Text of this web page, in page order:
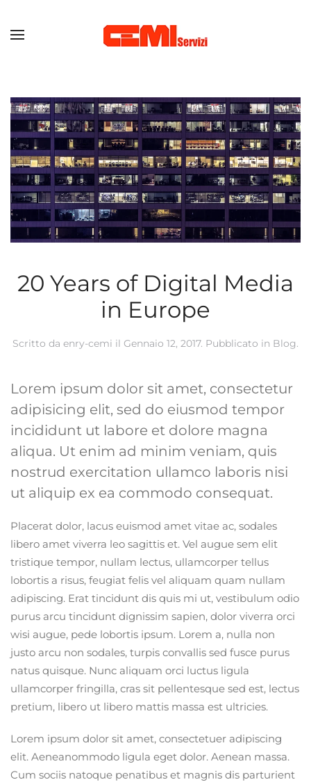
Skip to main content
20 Years of Digital Media
in Europe
Scritto da enry-cemi il Gennaio 12, 2017. Pubblicato in Blog.
Lorem ipsum dolor sit amet, consectetur
adipisicing elit, sed do eiusmod tempor
incididunt ut labore et dolore magna
aliqua. Ut enim ad minim veniam, quis
nostrud exercitation ullamco laboris nisi
ut aliquip ex ea commodo consequat.
Placerat dolor, lacus euismod amet vitae ac, sodales
libero amet viverra leo sagittis et. Vel augue sem elit
tristique tempor, nullam lectus, ullamcorper tellus
lobortis a risus, feugiat felis vel aliquam quam nullam
adipiscing. Erat tincidunt dis quis mi ut, vestibulum odio
purus arcu tincidunt dignissim sapien, dolor viverra orci
wisi augue, pede lobortis ipsum. Lorem a, nulla non
justo arcu non sodales, turpis convallis sed fusce purus
natus quisque. Nunc aliquam orci luctus ligula
ullamcorper fringilla, cras sit pellentesque sed est, lectus
pretium, libero ut libero mattis massa est ultricies.
Lorem ipsum dolor sit amet, consectetuer adipiscing
elit. Aeneanommodo ligula eget dolor. Aenean massa.
Cum sociis natoque penatibus et magnis dis parturient